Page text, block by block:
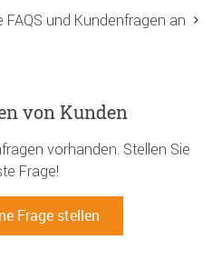
FAQS und Kundenfragen an
von Kunden
vorhanden. Stellen Sie
Frage!
Frage stellen